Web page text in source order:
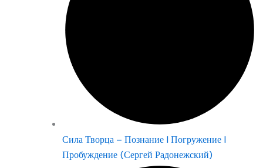
Сила Творца – Познание | Погружение |
Пробуждение (Сергей Радонежский)